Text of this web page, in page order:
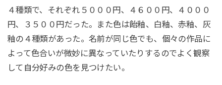
４種類で、それぞれ５０００円、４６００円、４０００
円、３５００円だった。また色は飴釉、白釉、赤釉、灰
釉の４種類があった。名前が同じ色でも、個々の作品に
よって色合いが微妙に異なっていたりするのでよく観察
して自分好みの色を見つけたい。